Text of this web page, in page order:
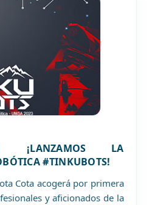
¡LANZAMOS LA
#TINKUBOTS!
Cota acogerá por primera
y aficionados de la